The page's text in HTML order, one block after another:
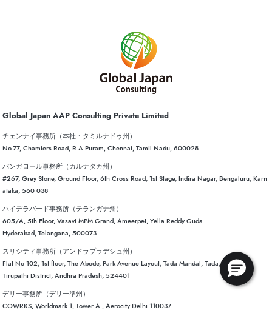
Global Japan AAP Consulting Private Limited
チェンナイ事務所（本社・タミルナドゥ州）
No.77, Chamiers Road, R.A.Puram, Chennai, Tamil Nadu, 600028
バンガロール事務所（カルナタカ州）
#267, Grey Stone, Ground Floor, 6th Cross Road, 1st Stage, Indira Nagar, Bengaluru, Karn
ataka, 560 038
ハイデラバード事務所（テランガナ州）
605/A, 5th Floor, Vasavi MPM Grand, Ameerpet, Yella Reddy Guda
Hyderabad, Telangana, 500073
スリシティ事務所（アンドラプラデシュ州）
Flat No 102, 1st floor, The Abode, Park Avenue Layout, Tada Mandal, Tada,
Tirupathi District, Andhra Pradesh, 524401
デリー事務所（デリー準州）
COWRKS, Worldmark 1, Tower A , Aerocity Delhi 110037